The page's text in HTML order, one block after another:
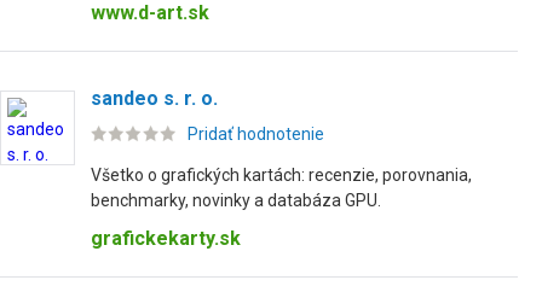
www.d-art.sk
sandeo s. r. o.
Pridať hodnotenie
Všetko o grafických kartách: recenzie, porovnania,
benchmarky, novinky a databáza GPU.
grafickekarty.sk